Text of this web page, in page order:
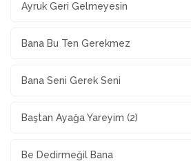
Ayruk Geri Gelmeyesin
Bana Bu Ten Gerekmez
Bana Seni Gerek Seni
Baştan Ayağa Yareyim (2)
Be Dedirmeğil Bana